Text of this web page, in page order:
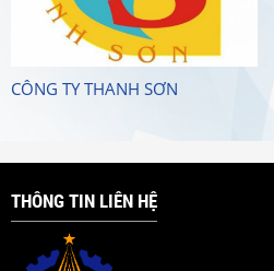
CÔNG TY THANH SƠN
THÔNG TIN LIÊN HỆ